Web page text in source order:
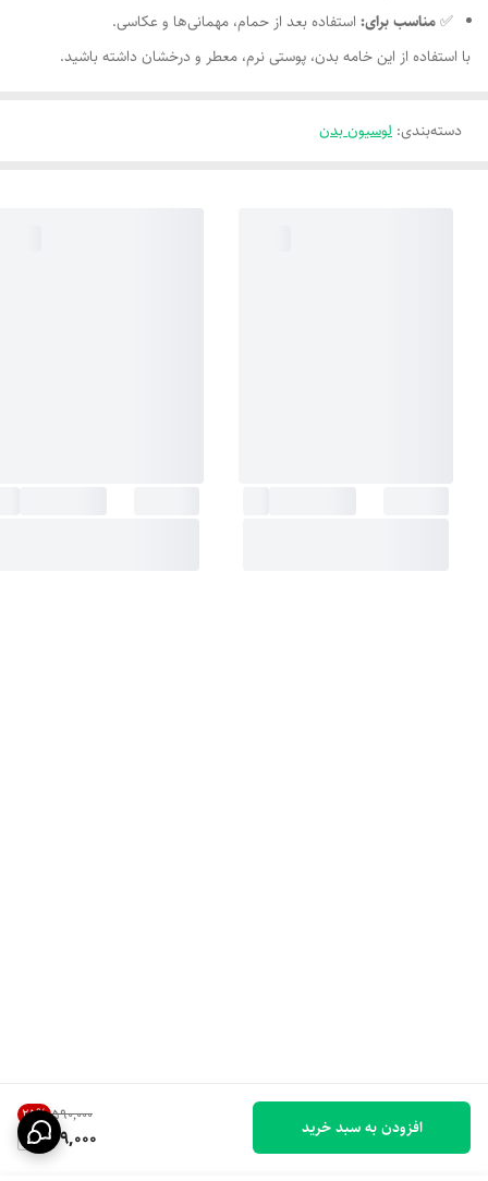
۵۹۰٬۰۰۰ 25%
439,000 افزودن به سبد خرید
✅مناسب برای: استفاده بعد از حمام، مهمانی‌ها و عکاسی.
با استفاده از این خامه بدن، پوستی نرم، معطر و درخشان داشته باشید.
دسته‌بندی: لوسیون بدن